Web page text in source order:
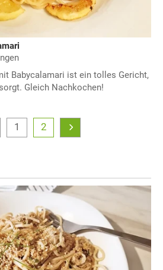
Babycalamari ist ein tolles Gericht,
Gleich Nachkochen!
1 2